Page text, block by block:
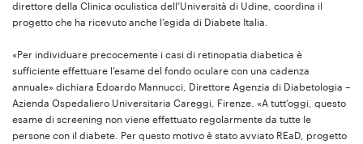
direttore della Clinica oculistica dell’Università di Udine, coordina il
progetto che ha ricevuto anche l’egida di Diabete Italia.
«Per individuare precocemente i casi di retinopatia diabetica è
sufficiente effettuare l’esame del fondo oculare con una cadenza
annuale» dichiara Edoardo Mannucci, Direttore Agenzia di Diabetologia –
Azienda Ospedaliero Universitaria Careggi, Firenze. «A tutt’oggi, questo
esame di screening non viene effettuato regolarmente da tutte le
persone con il diabete. Per questo motivo è stato avviato REaD, progetto